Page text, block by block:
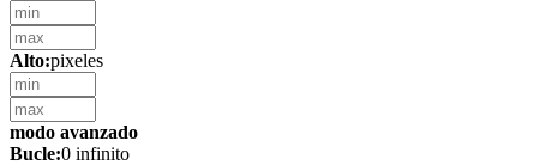
Alto:pixeles
modo avanzado
Bucle:0 infinito